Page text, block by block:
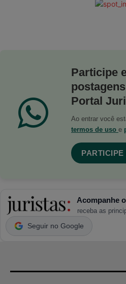
Participe
Portal
Ao entrar você
termos de uso e
Acompanhe
receba as
Seguir no Google